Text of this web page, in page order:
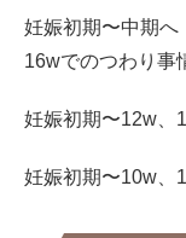
妊娠初期〜中期
16wでのつわり事
妊娠初期〜12w、
妊娠初期〜10w、